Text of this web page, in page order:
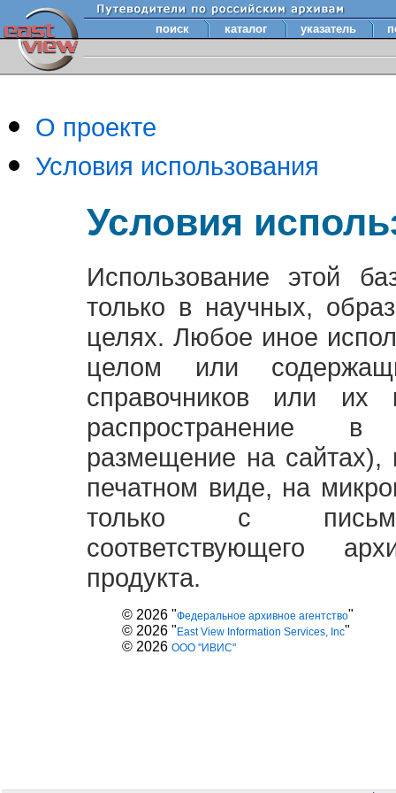
поиск каталог указатель
О проекте
Условия использования
Условия
Использование этой
только в научных,
целях. Любое иное
целом или
справочников или их
распространение
размещение на
печатном виде, на
только с
соответствующего
продукта.
© 2026 "Федеральное архивное агентство"
© 2026 " East View Information Services, Inc"
© 2026 ООО "ИВИС"